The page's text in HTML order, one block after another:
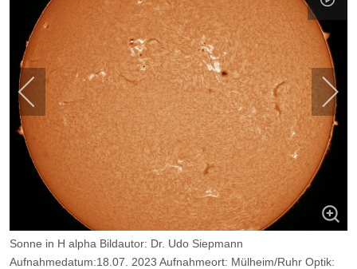
Sonne in H alpha Bildautor: Dr. Udo Siepmann
Aufnahmedatum:18.07. 2023 Aufnahmeort: Mülheim/Ruhr Optik: